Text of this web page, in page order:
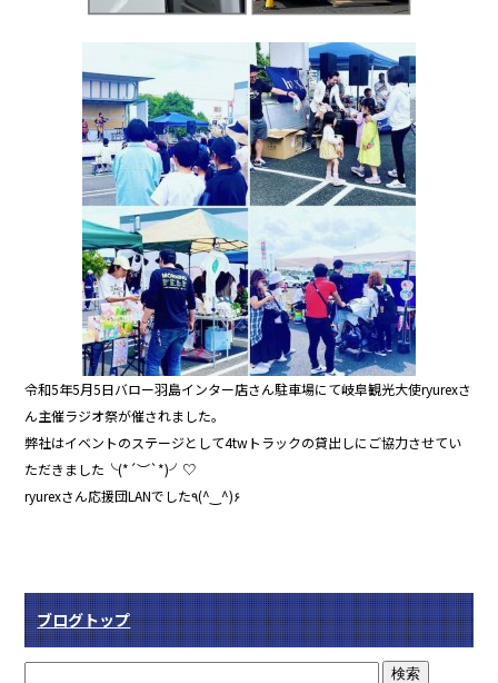
令和5年5月5日バロー羽島インター店さん駐車場にて岐阜観光大使ryurexさ
ん主催ラジオ祭が催されました。
弊社はイベントのステージとして4twトラックの貸出しにご協力させてい
ただきました╰(*´︶`*)╯♡
ryurexさん応援団LANでした٩(^‿^)۶
ブログトップ